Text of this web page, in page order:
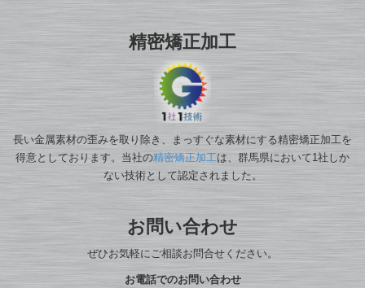
精密矯正加工
長い金属素材の歪みを取り除き、まっすぐな素材にする精密矯正加工を
得意としております。当社の精密矯正加工は、群馬県において1社しか
ない技術として認定されました。
お問い合わせ
ぜひお気軽にご相談お問合せください。
お電話でのお問い合わせ